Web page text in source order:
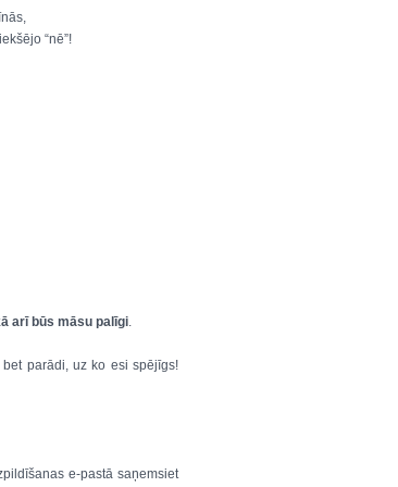
“nē”!
arī būs māsu palīgi.
parādi, uz ko esi spējīgs!
e-pastā saņemsiet